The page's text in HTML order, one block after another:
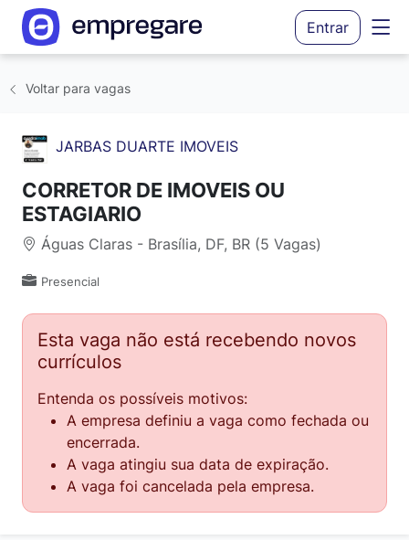
Entrar
Voltar para vagas
JARBAS DUARTE IMOVEIS
CORRETOR DE IMOVEIS OU
ESTAGIARIO
Águas Claras - Brasília, DF, BR (5 Vagas)
Presencial
Esta vaga não está recebendo novos
currículos
Entenda os possíveis motivos:
A empresa definiu a vaga como fechada ou
encerrada.
A vaga atingiu sua data de expiração.
A vaga foi cancelada pela empresa.